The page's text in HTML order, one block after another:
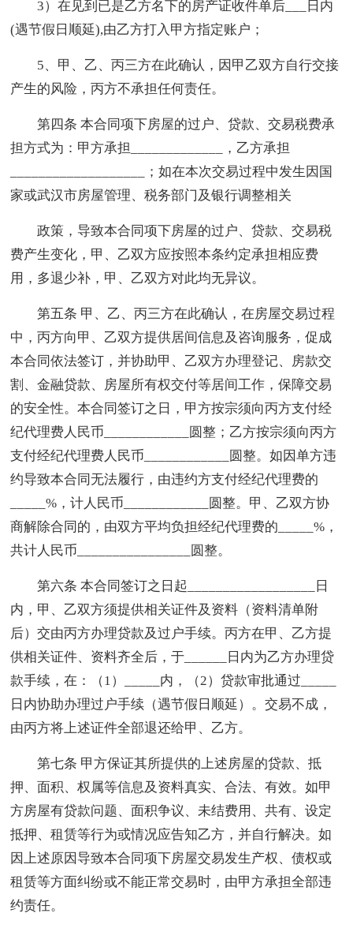
3）在见到已是乙方名下的房产证收件单后___日内
(遇节假日顺延),由乙方打入甲方指定账户；
5、甲、乙、丙三方在此确认，因甲乙双方自行交接
产生的风险，丙方不承担任何责任。
第四条 本合同项下房屋的过户、贷款、交易税费承
担方式为：甲方承担_____________，乙方承担
___________________；如在本次交易过程中发生因国
家或武汉市房屋管理、税务部门及银行调整相关
政策，导致本合同项下房屋的过户、贷款、交易税
费产生变化，甲、乙双方应按照本条约定承担相应费
用，多退少补，甲、乙双方对此均无异议。
第五条 甲、乙、丙三方在此确认，在房屋交易过程
中，丙方向甲、乙双方提供居间信息及咨询服务，促成
本合同依法签订，并协助甲、乙双方办理登记、房款交
割、金融贷款、房屋所有权交付等居间工作，保障交易
的安全性。本合同签订之日，甲方按宗须向丙方支付经
纪代理费人民币____________圆整；乙方按宗须向丙方
支付经纪代理费人民币____________圆整。如因单方违
约导致本合同无法履行，由违约方支付经纪代理费的
_____%，计人民币____________圆整。甲、乙双方协
商解除合同的，由双方平均负担经纪代理费的_____%，
共计人民币________________圆整。
第六条 本合同签订之日起__________________日
内，甲、乙双方须提供相关证件及资料（资料清单附
后）交由丙方办理贷款及过户手续。丙方在甲、乙方提
供相关证件、资料齐全后，于______日内为乙方办理贷
款手续，在：（1）_____内，（2）贷款审批通过_____
日内协助办理过户手续（遇节假日顺延）。交易不成，
由丙方将上述证件全部退还给甲、乙方。
第七条 甲方保证其所提供的上述房屋的贷款、抵
押、面积、权属等信息及资料真实、合法、有效。如甲
方房屋有贷款问题、面积争议、未结费用、共有、设定
抵押、租赁等行为或情况应告知乙方，并自行解决。如
因上述原因导致本合同项下房屋交易发生产权、债权或
租赁等方面纠纷或不能正常交易时，由甲方承担全部违
约责任。